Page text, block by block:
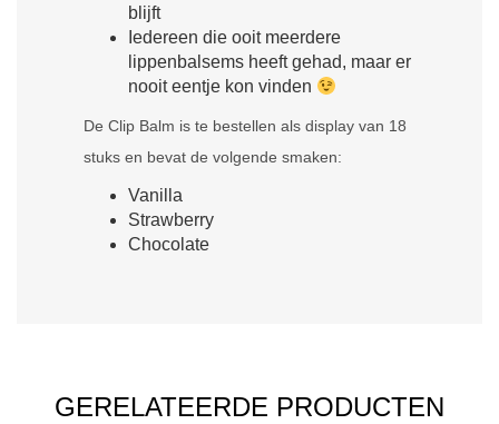
blijft
Iedereen die ooit meerdere
lippenbalsems heeft gehad, maar er
nooit eentje kon vinden
De Clip Balm is te bestellen als display van 18
stuks en bevat de volgende smaken:
Vanilla
Strawberry
Chocolate
GERELATEERDE PRODUCTEN